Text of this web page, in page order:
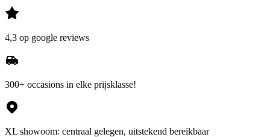
4,3 op google reviews
300+ occasions in elke prijsklasse!
XL showoom: centraal gelegen, uitstekend bereikbaar